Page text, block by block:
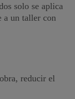
solo se aplica
a un taller con
reducir el